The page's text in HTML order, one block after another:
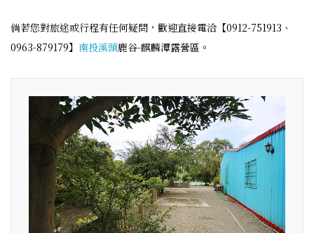
倘若您對旅途或行程有任何疑問，歡迎直接電洽【0912-751913、
0963-879179】 南投溪頭鹿谷-麒麟潭露營區。